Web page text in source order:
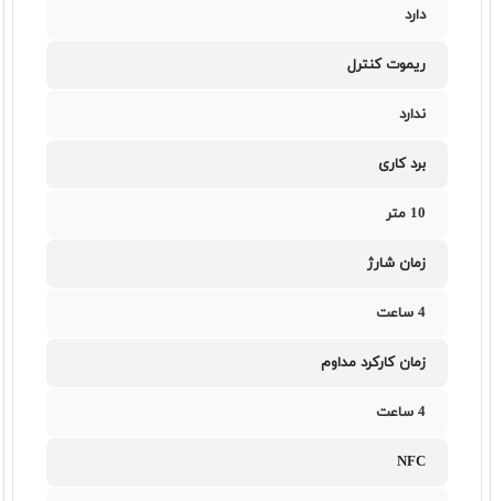
دارد
ریموت کنترل
ندارد
برد کاری
10 متر
زمان شارژ
4 ساعت
زمان کارکرد مداوم
4 ساعت
NFC